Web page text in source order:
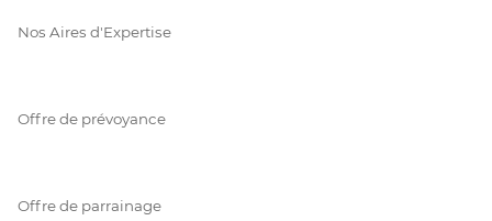
Nos Aires d'Expertise
Offre de prévoyance
Offre de parrainage